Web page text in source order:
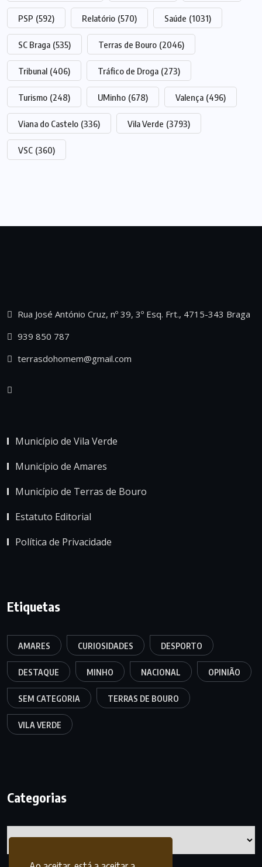
PSP (592) Relatório (570) Saúde (1031)
SC Braga (535) Terras de Bouro (2046)
Tribunal (406) Tráfico de Droga (273)
Turismo (248) UMinho (678) Valença (496)
Viana do Castelo (336) Vila Verde (3793)
VSC (360)
Rua José António Cruz, nº 39, 3º Esq. Frt., 4715-343 Braga
939 850 787
terrasdohomem@gmail.com
Município de Vila Verde
Município de Amares
Município de Terras de Bouro
Estatuto Editorial
Política de Privacidade
Etiquetas
AMARES CURIOSIDADES DESPORTO
DESTAQUE MINHO NACIONAL OPINIÃO
SEM CATEGORIA TERRAS DE BOURO
VILA VERDE
Categorias